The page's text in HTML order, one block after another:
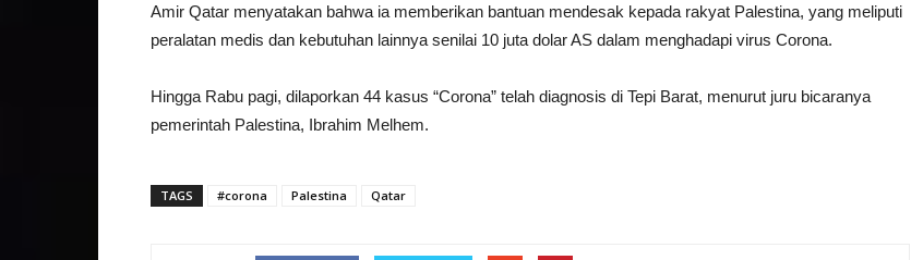
Amir Qatar menyatakan bahwa ia memberikan bantuan mendesak kepada rakyat Palestina, yang meliputi
peralatan medis dan kebutuhan lainnya senilai 10 juta dolar AS dalam menghadapi virus Corona.
Hingga Rabu pagi, dilaporkan 44 kasus “Corona” telah diagnosis di Tepi Barat, menurut juru bicaranya
pemerintah Palestina, Ibrahim Melhem.
TAGS #corona Palestina Qatar